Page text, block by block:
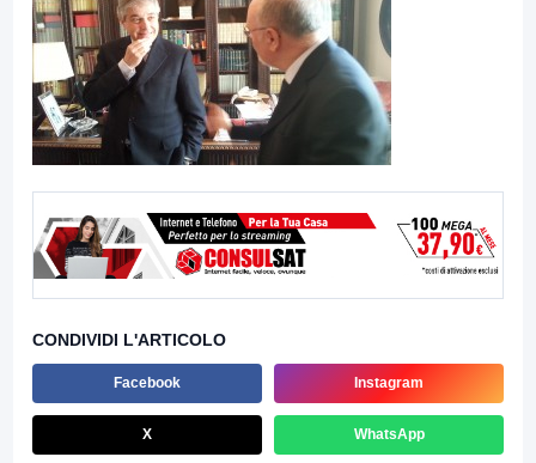
CONDIVIDI L'ARTICOLO
Facebook Instagram
X WhatsApp